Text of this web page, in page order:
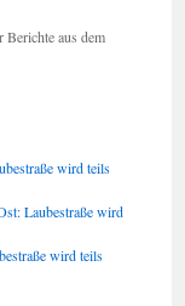
aus dem
wird teils
Laubestraße wird
wird teils